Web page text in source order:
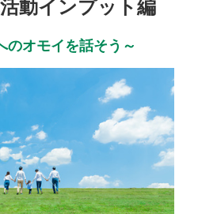
動インプット編
のオモイを話そう～